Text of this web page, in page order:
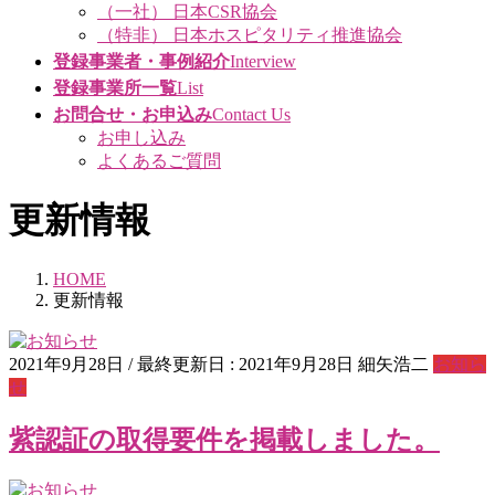
（一社） 日本CSR協会
（特非） 日本ホスピタリティ推進協会
登録事業者・事例紹介Interview
登録事業所一覧List
お問合せ・お申込みContact Us
お申し込み
よくあるご質問
更新情報
HOME
更新情報
2021年9月28日 / 最終更新日 : 2021年9月28日 細矢浩二 お知ら
せ
紫認証の取得要件を掲載しました。